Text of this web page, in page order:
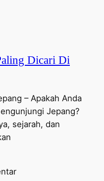
Dicari Di
– Apakah Anda
Jepang?
sejarah, dan